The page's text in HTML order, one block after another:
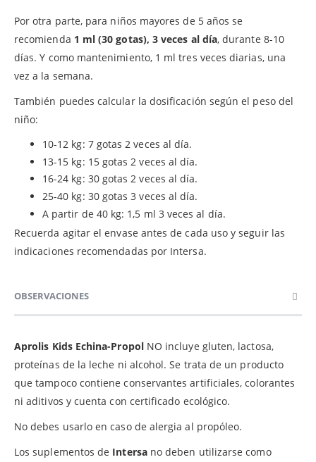
Por otra parte, para niños mayores de 5 años se
recomienda 1 ml (30 gotas), 3 veces al día, durante 8-10
días. Y como mantenimiento, 1 ml tres veces diarias, una
vez a la semana.
También puedes calcular la dosificación según el peso del
niño:
10-12 kg: 7 gotas 2 veces al día.
13-15 kg: 15 gotas 2 veces al día.
16-24 kg: 30 gotas 2 veces al día.
25-40 kg: 30 gotas 3 veces al día.
A partir de 40 kg: 1,5 ml 3 veces al día.
Recuerda agitar el envase antes de cada uso y seguir las
indicaciones recomendadas por Intersa.
OBSERVACIONES
Aprolis Kids Echina-PropolNO incluye gluten, lactosa,
proteínas de la leche ni alcohol. Se trata de un producto
que tampoco contiene conservantes artificiales, colorantes
ni aditivos y cuenta con certificado ecológico.
No debes usarlo en caso de alergia al propóleo.
Los suplementos de Intersano deben utilizarse como